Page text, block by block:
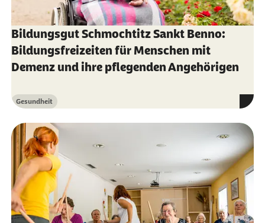
Bildungsgut Schmochtitz Sankt Benno:
Bildungsfreizeiten für Menschen mit
Demenz und ihre pflegenden Angehörigen
Kategorie
Gesundheit